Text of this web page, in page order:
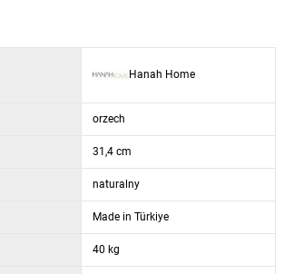
Hanah Home
orzech
31,4 cm
naturalny
Made in Türkiye
40 kg